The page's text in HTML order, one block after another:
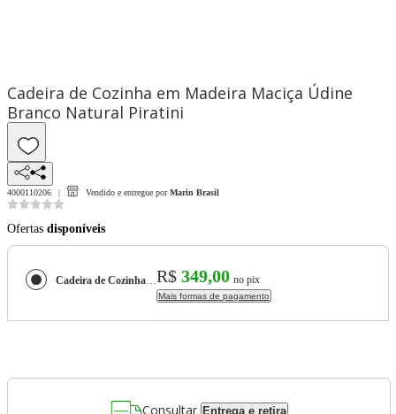
Cadeira de Cozinha em Madeira Maciça Údine
Branco Natural Piratini
4000110206 Vendido e entregue por Marin Brasil
Ofertas disponíveis
Cadeira de Cozinha em Madeira Maciça Údine Branco Natural PiratiniR$ 349,00 no pix
Mais formas de pagamento
Consultar Entrega e retira